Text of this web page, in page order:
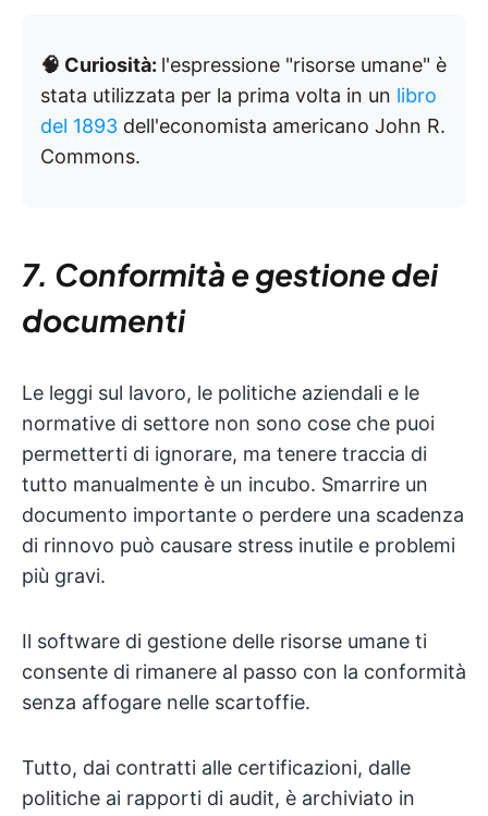
🧠 Curiosità: l'espressione "risorse umane" è
stata utilizzata per la prima volta in un libro
del 1893 dell'economista americano John R.
Commons.
7. Conformità e gestione dei
documenti
Le leggi sul lavoro, le politiche aziendali e le
normative di settore non sono cose che puoi
permetterti di ignorare, ma tenere traccia di
tutto manualmente è un incubo. Smarrire un
documento importante o perdere una scadenza
di rinnovo può causare stress inutile e problemi
più gravi.
Il software di gestione delle risorse umane ti
consente di rimanere al passo con la conformità
senza affogare nelle scartoffie.
Tutto, dai contratti alle certificazioni, dalle
politiche ai rapporti di audit, è archiviato in